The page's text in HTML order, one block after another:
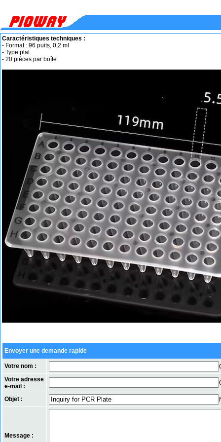
Caractéristiques techniques :
- Format : 96 puits, 0,2 ml
- Type plat
- 20 pièces par boîte
Envoyer une demande rapide
Votre nom :
Votre adresse
e-mail :
Objet :
Message :